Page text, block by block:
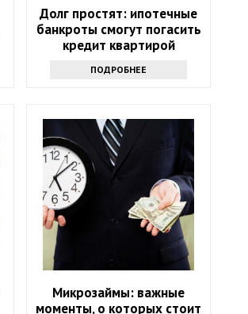
Долг простят: ипотечные
банкроты смогут погасить
кредит квартирой
ПОДРОБНЕЕ
Микрозаймы: важные
моменты, о которых стоит